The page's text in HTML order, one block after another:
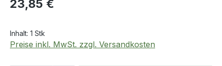
23,85 €
Inhalt: 1 Stk
Preise inkl. MwSt. zzgl. Versandkosten